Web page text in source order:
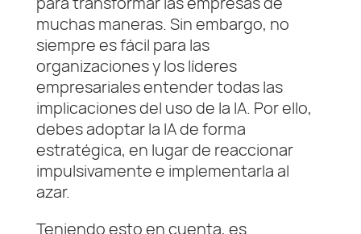
muchas maneras. Sin embargo, no
siempre es fácil para las
organizaciones y los líderes
empresariales entender todas las
implicaciones del uso de la IA. Por ello,
debes adoptar la IA de forma
estratégica, en lugar de reaccionar
impulsivamente e implementarla al
azar.
Teniendo esto en cuenta, es